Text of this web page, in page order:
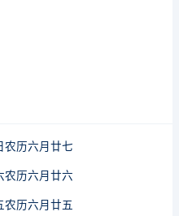
历六月廿七
历六月廿六
历六月廿五